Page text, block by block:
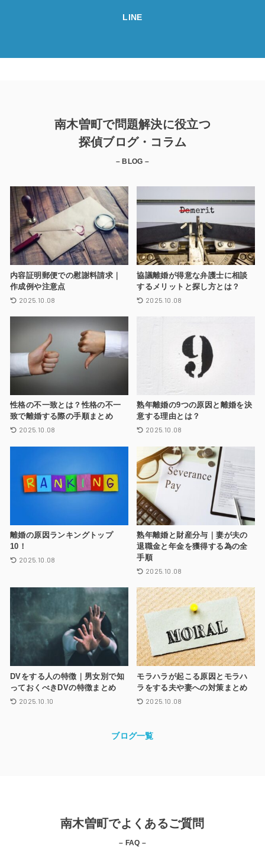
LINE
南木曽町で問題解決に役立つ
探偵ブログ・コラム
– BLOG –
内容証明郵便での慰謝料請求｜
作成例や注意点
2025.10.08
協議離婚が得意な弁護士に相談
するメリットと探し方とは？
2025.10.08
性格の不一致とは？性格の不一
致で離婚する際の手順まとめ
2025.10.08
熟年離婚の9つの原因と離婚を決
意する理由とは？
2025.10.08
離婚の原因ランキングトップ
10！
2025.10.08
熟年離婚と財産分与｜妻が夫の
退職金と年金を獲得する為の全
手順
2025.10.08
DVをする人の特徴｜男女別で知
っておくべきDVの特徴まとめ
2025.10.10
モラハラが起こる原因とモラハ
ラをする夫や妻への対策まとめ
2025.10.08
ブログ一覧
南木曽町でよくあるご質問
– FAQ –